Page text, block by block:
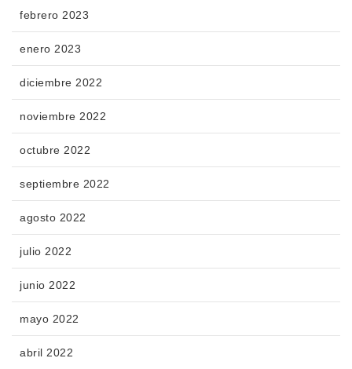
febrero 2023
enero 2023
diciembre 2022
noviembre 2022
octubre 2022
septiembre 2022
agosto 2022
julio 2022
junio 2022
mayo 2022
abril 2022